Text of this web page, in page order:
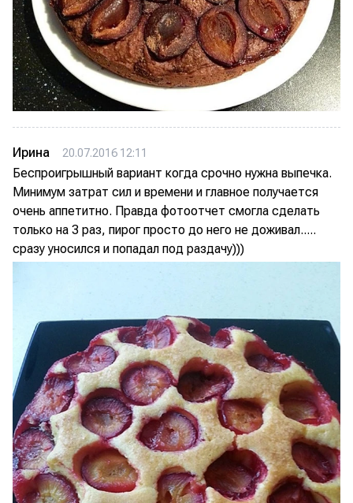
Ирина 20.07.2016 12:11
Беспроигрышный вариант когда срочно нужна выпечка.
Минимум затрат сил и времени и главное получается
очень аппетитно. Правда фотоотчет смогла сделать
только на 3 раз, пирог просто до него не доживал.....
сразу уносился и попадал под раздачу)))